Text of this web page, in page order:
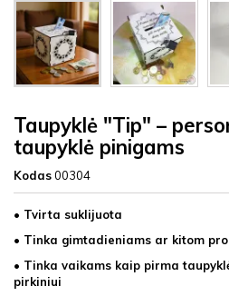
Taupyklė "Tip" –
taupyklė pinigams
Kodas00304
• Tvirta suklijuota
• Tinka gimtadieniams ar kitom
• Tinka vaikams kaip pirma
pirkiniui